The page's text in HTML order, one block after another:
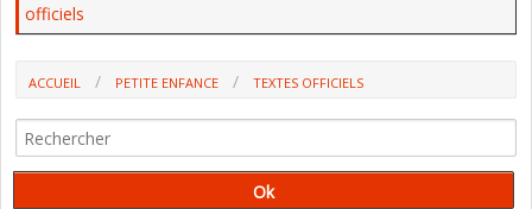
officiels
ACCUEIL PETITE ENFANCE
TEXTES OFFICIELS
LES STAGES DES COLLÉGIENS, LES INTERNATS...